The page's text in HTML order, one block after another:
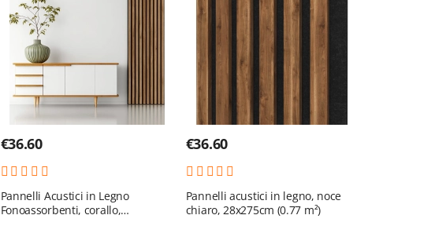
€36.60
Pannelli Acustici in Legno
Fonoassorbenti, corallo,
€36.60
Pannelli acustici in legno, noce
chiaro, 28x275cm (0.77 m²)